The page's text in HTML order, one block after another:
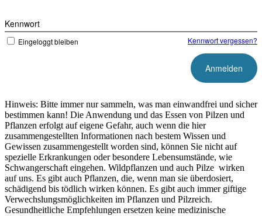
Kennwort
Eingeloggt bleiben Kennwort vergessen?
Hinweis: Bitte immer nur sammeln, was man einwandfrei und sicher
bestimmen kann! Die Anwendung und das Essen von Pilzen und
Pflanzen erfolgt auf eigene Gefahr, auch wenn die hier
zusammengestellten Informationen nach bestem Wissen und
Gewissen zusammengestellt worden sind, können Sie nicht auf
spezielle Erkrankungen oder besondere Lebensumstände, wie
Schwangerschaft eingehen. Wildpflanzen und auch Pilze wirken
auf uns. Es gibt auch Pflanzen, die, wenn man sie überdosiert,
schädigend bis tödlich wirken können. Es gibt auch immer giftige
Verwechslungsmöglichkeiten im Pflanzen und Pilzreich.
Gesundheitliche Empfehlungen ersetzen keine medizinische